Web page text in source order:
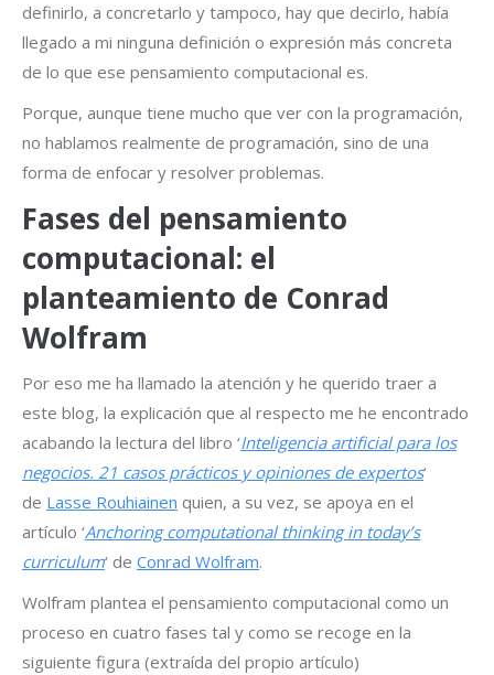
definirlo, a concretarlo y tampoco, hay que decirlo, había
llegado a mi ninguna definición o expresión más concreta
de lo que ese pensamiento computacional es.
Porque, aunque tiene mucho que ver con la programación,
no hablamos realmente de programación, sino de una
forma de enfocar y resolver problemas.
Fases del pensamiento
computacional: el
planteamiento de Conrad
Wolfram
Por eso me ha llamado la atención y he querido traer a
este blog, la explicación que al respecto me he encontrado
acabando la lectura del libro ‘Inteligencia artificial para los
negocios. 21 casos prácticos y opiniones de expertos‘
de Lasse Rouhiainen quien, a su vez, se apoya en el
artículo ‘Anchoring computational thinking in today’s
curriculum‘ de Conrad Wolfram.
Wolfram plantea el pensamiento computacional como un
proceso en cuatro fases tal y como se recoge en la
siguiente figura (extraída del propio artículo)